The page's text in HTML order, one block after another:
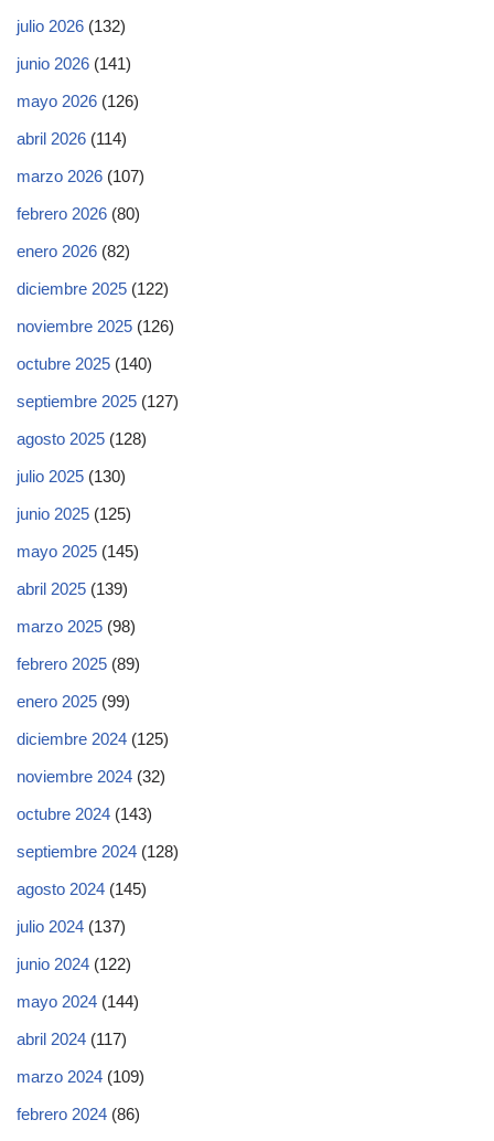
julio 2026 (132)
junio 2026 (141)
mayo 2026 (126)
abril 2026 (114)
marzo 2026 (107)
febrero 2026 (80)
enero 2026 (82)
diciembre 2025 (122)
noviembre 2025 (126)
octubre 2025 (140)
septiembre 2025 (127)
agosto 2025 (128)
julio 2025 (130)
junio 2025 (125)
mayo 2025 (145)
abril 2025 (139)
marzo 2025 (98)
febrero 2025 (89)
enero 2025 (99)
diciembre 2024 (125)
noviembre 2024 (32)
octubre 2024 (143)
septiembre 2024 (128)
agosto 2024 (145)
julio 2024 (137)
junio 2024 (122)
mayo 2024 (144)
abril 2024 (117)
marzo 2024 (109)
febrero 2024 (86)